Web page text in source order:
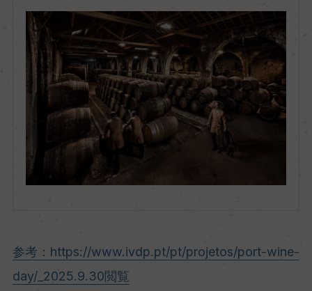
参考：https://www.ivdp.pt/pt/projetos/port-wine-
day/_2025.9.30閲覧